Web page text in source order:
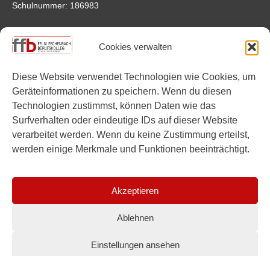
Cookies verwalten
Diese Website verwendet Technologien wie Cookies, um
Geräteinformationen zu speichern. Wenn du diesen
Technologien zustimmst, können Daten wie das
Surfverhalten oder eindeutige IDs auf dieser Website
verarbeitet werden. Wenn du keine Zustimmung erteilst,
werden einige Merkmale und Funktionen beeinträchtigt.
Akzeptieren
Ablehnen
Einstellungen ansehen
Schulnummer: 186983
Anfahrt
Felix-Fechenbach-Berufskolleg
32756 Detmold
Links